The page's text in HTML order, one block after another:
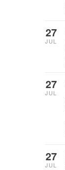
27
JUL
27
JUL
27
JUL